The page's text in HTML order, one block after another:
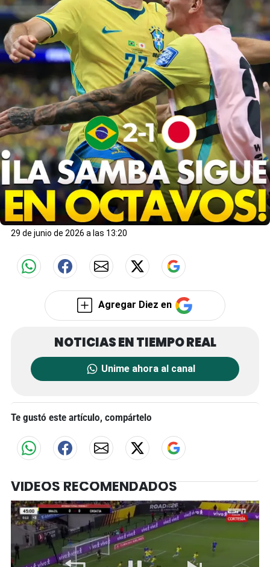
29 de junio de 2026 a las 13:20
Agregar Diez en
Unime ahora al canal
Te gustó este artículo, compártelo
VIDEOS RECOMENDADOS